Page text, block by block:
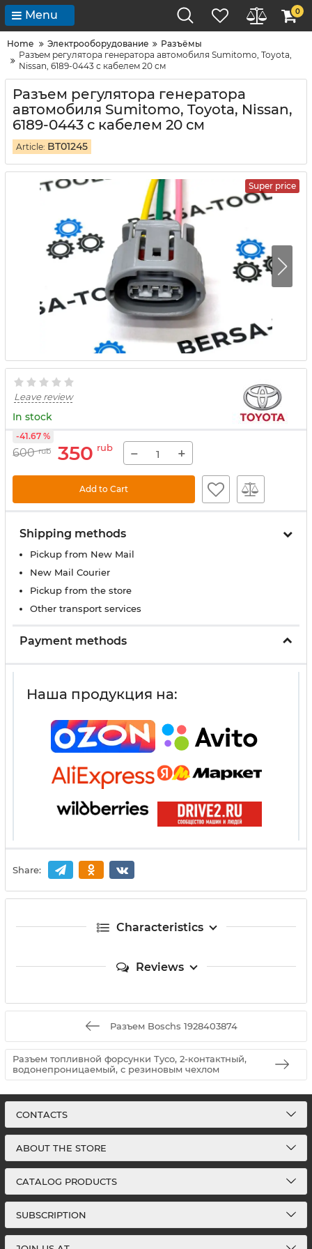
Menu 0
Home Электрооборудование
Разъёмы
Разъем регулятора генератора автомобиля Sumitomo, Toyota,
Nissan, 6189-0443 с кабелем 20 см
Разъем регулятора генератора
автомобиля Sumitomo, Toyota, Nissan,
6189-0443 с кабелем 20 см
Article: BT01245
Super price
Leave review
In stock
600 rub 350 rub
-41.67 %
− +
Add to Cart
Shipping methods
Pickup from New Mail
New Mail Courier
Pickup from the store
Other transport services
Payment methods
Наша продукция на:
Share:
Characteristics
Reviews
Разъем Boschs 1928403874
Разъем топливной форсунки Tyco, 2-контактный,
водонепроницаемый, с резиновым чехлом
CONTACTS
ABOUT THE STORE
CATALOG PRODUCTS
SUBSCRIPTION